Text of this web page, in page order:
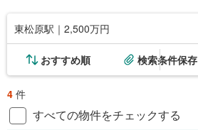
東松原駅｜2,500万円
おすすめ順 検索条件保存
4 件
すべての物件をチェックする